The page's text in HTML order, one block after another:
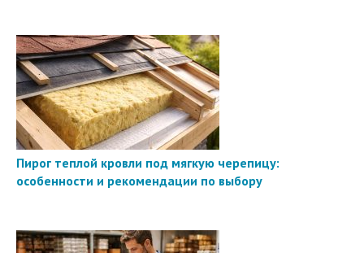
Пирог теплой кровли под мягкую черепицу:
особенности и рекомендации по выбору